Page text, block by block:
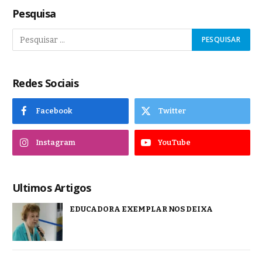
Pesquisa
Redes Sociais
Facebook Twitter
Instagram YouTube
Ultimos Artigos
EDUCADORA EXEMPLAR NOS DEIXA